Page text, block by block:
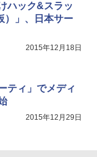
ハック&スラッ
）」、日本サー
2015年12月18日
ティ」でメディ
2015年12月29日